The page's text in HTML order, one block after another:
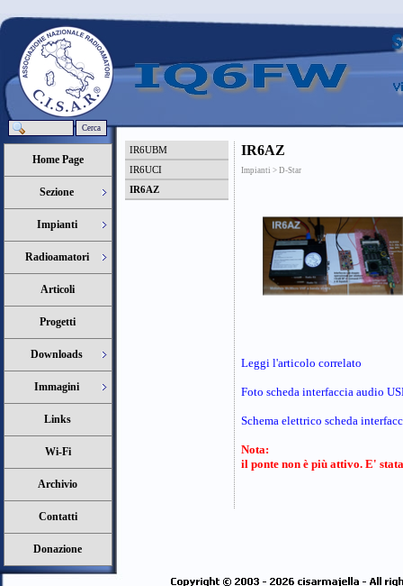
Cerca
Home Page
Sezione
Impianti
Radioamatori
Articoli
Progetti
Downloads
Immagini
Links
Wi-Fi
Archivio
Contatti
Donazione
IR6AZ
Impianti > D-Star
Leggi l'articolo correlato
Foto scheda interfaccia audio
Schema elettrico scheda
Nota:
il ponte non è più attivo. E'
IR6UBM
IR6UCI
IR6AZ